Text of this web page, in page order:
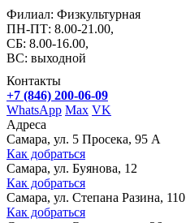
Филиал: Физкультурная
ПН-ПТ: 8.00-21.00,
СБ: 8.00-16.00,
ВС: выходной
Контакты
+7 (846) 200-06-09
WhatsApp Max VK
Адреса
Самара, ул. 5 Просека, 95 А
Как добраться
Самара, ул. Буянова, 12
Как добраться
Самара, ул. Степана Разина, 110
Как добраться